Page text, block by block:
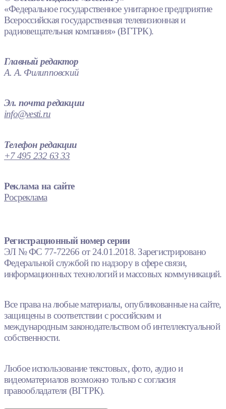
«Федеральное государственное унитарное предприятие
Всероссийская государственная телевизионная и
радиовещательная компания» (ВГТРК).
Главный редактор
А. А. Филипповский
Эл. почта редакции
info@vesti.ru
Телефон редакции
+7 495 232 63 33
Реклама на сайте
Росреклама
Регистрационный номер серии
ЭЛ № ФС 77-72266 от 24.01.2018. Зарегистрировано
Федеральной службой по надзору в сфере связи,
информационных технологий и массовых коммуникаций.
Все права на любые материалы, опубликованные на сайте,
защищены в соответствии с российским и
международным законодательством об интеллектуальной
собственности.
Любое использование текстовых, фото, аудио и
видеоматериалов возможно только с согласия
правообладателя (ВГТРК).